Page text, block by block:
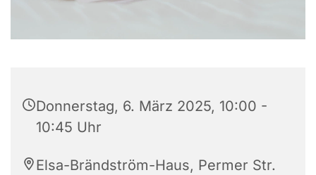
Donnerstag, 6. März 2025, 10:00 -
10:45 Uhr
Elsa-Brändström-Haus, Permer Str.